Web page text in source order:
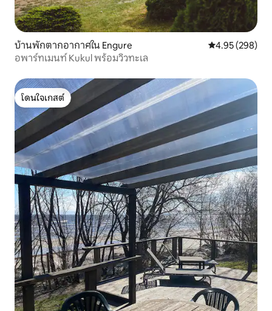
บ้านพักตากอากาศใน Engure คะแนนเฉลี่ย
4.95 (298)
อพาร์ทเมนท์ Kukul พร้อมวิวทะเล
โดนใจเกสต์
โดนใจเกสต์